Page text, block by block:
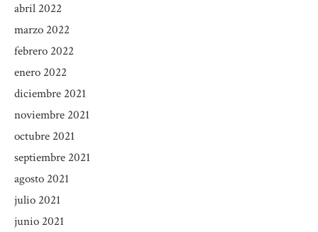
abril 2022
marzo 2022
febrero 2022
enero 2022
diciembre 2021
noviembre 2021
octubre 2021
septiembre 2021
agosto 2021
julio 2021
junio 2021